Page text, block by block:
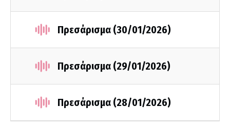
Πρεσάρισμα (30/01/2026)
Πρεσάρισμα (29/01/2026)
Πρεσάρισμα (28/01/2026)